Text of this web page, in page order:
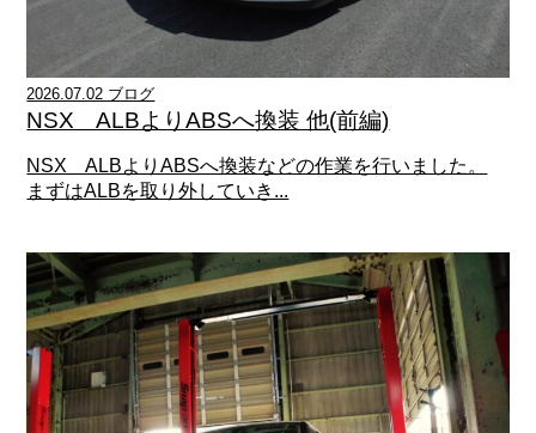
2026.07.02 ブログ
NSX ALBよりABSへ換装 他(前編)
NSX ALBよりABSへ換装などの作業を行いました。
まずはALBを取り外していき...